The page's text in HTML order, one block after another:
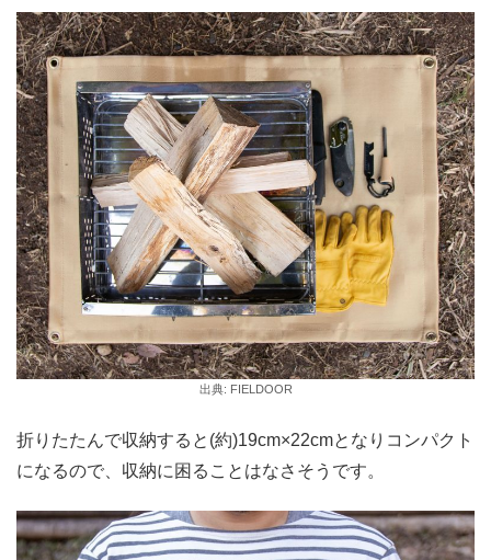
出典: FIELDOOR
折りたたんで収納すると(約)19cm×22cmとなりコンパクト
になるので、収納に困ることはなさそうです。